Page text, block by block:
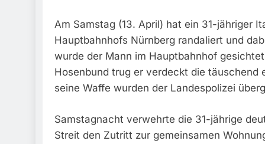
Am Samstag (13. April) hat ein 31-jähriger
Hauptbahnhofs Nürnberg randaliert und
wurde der Mann im Hauptbahnhof
Hosenbund trug er verdeckt die täuschend
seine Waffe wurden der Landespolizei
Samstagnacht verwehrte die 31-jährige
Streit den Zutritt zur gemeinsamen